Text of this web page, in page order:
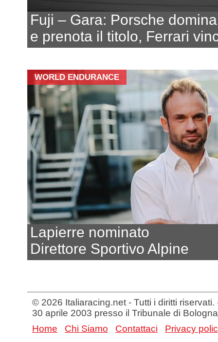
Fuji – Gara: Porsche domina
e prenota il titolo, Ferrari
WORLD ENDURANCE
Lapierre nominato
Direttore Sportivo Alpine
© 2026 Italiaracing.net - Tutti i diritti
30 aprile 2003 presso il Tribunale di Bologna
Home
Chi Siamo Contattaci Privacy